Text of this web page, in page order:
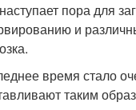
пора для
и
время стало
таким